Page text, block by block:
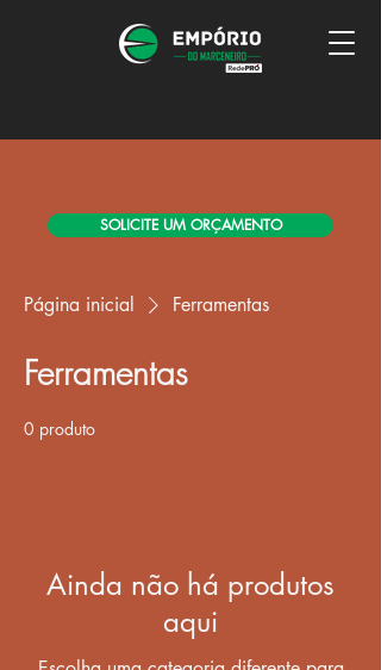
SOLICITE UM ORÇAMENTO
Página inicial Ferramentas
Ferramentas
0 produto
Ainda não há produtos
aqui